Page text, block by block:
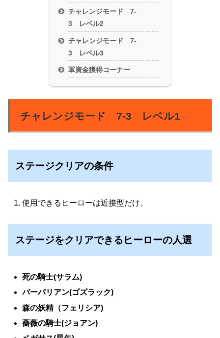
チャレンジモード 7-
3 レベル2
チャレンジモード 7-
3 レベル3
軍資金獲得コーナー
チャレンジモード 7-3 レベル1
ステージクリアの条件
使用できるヒーローは近接型だけ。
ステージをクリアできるヒーローの人選
死の騎士(サラム)
バーバリアン(ゴズラック)
森の妖精（フェリシア)
薔薇の騎士(ジョアン)